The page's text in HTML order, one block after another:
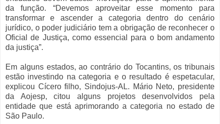
da função. “Devemos aproveitar esse momento para
transformar e ascender a categoria dentro do cenário
jurídico, o poder judiciário tem a obrigação de reconhecer o
Oficial de Justiça, como essencial para o bom andamento
da justiça”.
Em alguns estados, ao contrário do Tocantins, os tribunais
estão investindo na categoria e o resultado é espetacular,
explicou Cícero filho, Sindojus-AL. Mário Neto, presidente
da Aojesp, citou alguns projetos desenvolvidos pela
entidade que está aprimorando a categoria no estado de
São Paulo.